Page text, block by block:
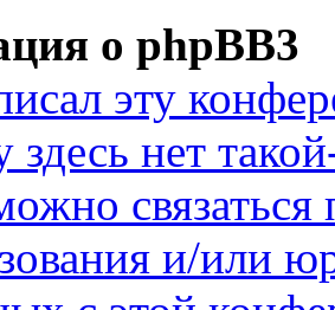
о phpBB3
эту
нет
связаться
и/или